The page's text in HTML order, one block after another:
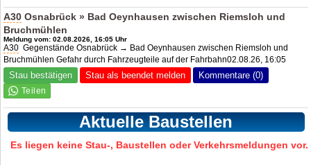
A30 Osnabrück » Bad Oeynhausen zwischen Riemsloh und
Bruchmühlen
Meldung vom: 02.08.2026, 16:05 Uhr
A30 Gegenstände Osnabrück → Bad Oeynhausen zwischen Riemsloh und
Bruchmühlen Gefahr durch Fahrzeugteile auf der Fahrbahn02.08.26, 16:05
Stau bestätigen Stau als beendet melden Kommentare (0)
Aktuelle Baustellen
Es liegen keine Stau-, Baustellen oder Verkehrsmeldungen vor.